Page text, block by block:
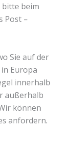
bitte beim
Post –
Sie auf der
Europa
innerhalb
außerhalb
können
anfordern.